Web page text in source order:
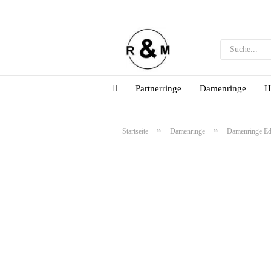
Partnerringe Damenringe
Startseite » Damenringe » Damenringe